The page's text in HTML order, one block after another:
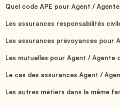
Quel code APE pour Agent /
Les assurances responsabilités
Les assurances prévoyances pour
Les mutuelles pour Agent / Agente
Le cas des assurances Agent /
Les autres métiers dans la même